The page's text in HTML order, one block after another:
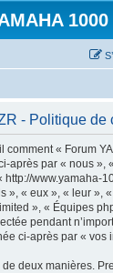
1000
- Politique de
« Forum
après par « nous »,
http://www.yamaha-
», « eux », « leur »,
», « Équipes
pendant
ci-après par « vos
deux manières.